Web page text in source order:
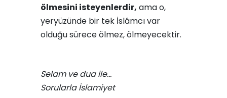
ölmesini isteyenlerdir, ama o,
yeryüzünde bir tek İslâmcı var
olduğu sürece ölmez, ölmeyecektir.
Selam ve dua ile…
Sorularla İslamiyet